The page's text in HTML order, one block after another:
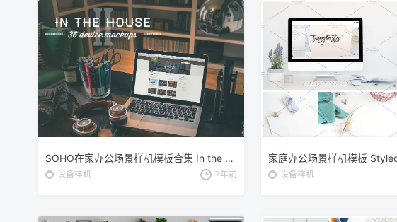
SOHO在家办公场景样机模板合集 In the house II
设备样机 7年前 设备样机